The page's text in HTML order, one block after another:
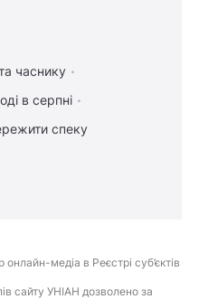
часнику
в серпні
спеку
медіа в Реєстрі суб’єктів
сайту УНІАН дозволено за